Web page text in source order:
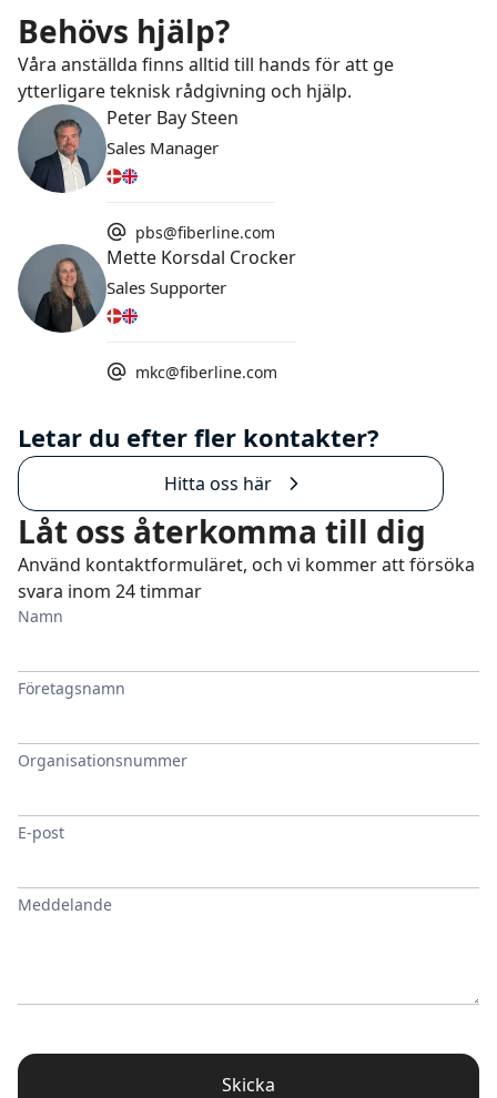
Behövs hjälp?
Våra anställda finns alltid till hands för att ge
ytterligare teknisk rådgivning och hjälp.
Peter Bay Steen
Sales Manager
pbs@fiberline.com
Mette Korsdal Crocker
Sales Supporter
mkc@fiberline.com
Letar du efter fler kontakter?
Hitta oss här
Låt oss återkomma till dig
Använd kontaktformuläret, och vi kommer att försöka
svara inom 24 timmar
Namn
Företagsnamn
Organisationsnummer
E-post
Meddelande
Skicka